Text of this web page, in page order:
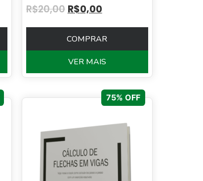
R$20,00 R$0,00
COMPRAR
VER MAIS
75% OFF